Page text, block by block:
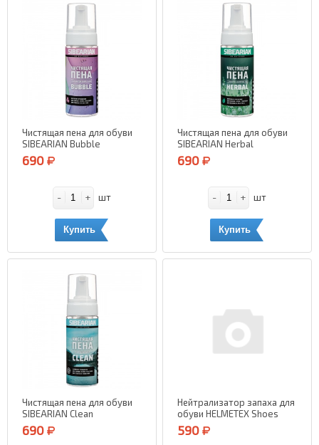
Чистящая пена для обуви
SIBEARIAN Bubble
(жевательная резинка) 150
мл.
690
- + шт
Купить
Чистящая пена для обуви
SIBEARIAN Herbal
(альпийские травы) 150 мл.
690
- + шт
Купить
Чистящая пена для обуви
SIBEARIAN Clean
(Нейтральный) 150 мл.
690
Нейтрализатор запаха для
обуви HELMETEX Shoes
(Нейтральный) 100 мл.
590